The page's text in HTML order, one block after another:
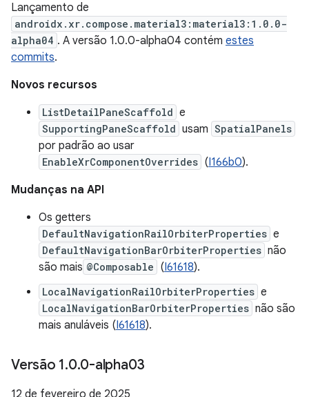
Lançamento de
androidx.xr.compose.material3:material3:1.0.0-
alpha04 . A versão 1.0.0-alpha04 contém estes
commits.
Novos recursos
ListDetailPaneScaffold e
SupportingPaneScaffold usam SpatialPanels
por padrão ao usar
EnableXrComponentOverrides (I166b0).
Mudanças na API
Os getters
DefaultNavigationRailOrbiterProperties e
DefaultNavigationBarOrbiterProperties não
são mais @Composable (I61618).
LocalNavigationRailOrbiterProperties e
LocalNavigationBarOrbiterProperties não são
mais anuláveis (I61618).
Versão 1.0.0-alpha03
12 de fevereiro de 2025